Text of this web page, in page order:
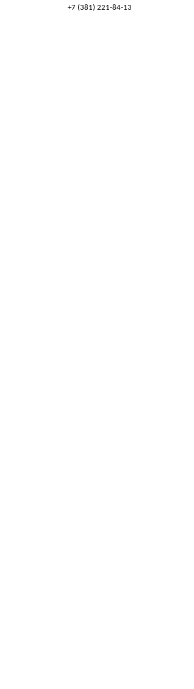
+7 (381) 221-84-13